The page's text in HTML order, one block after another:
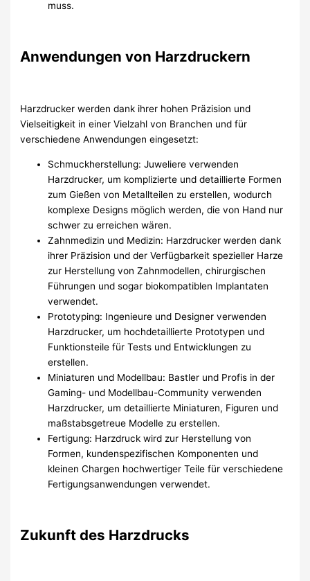
muss.
Anwendungen von Harzdruckern
Harzdrucker werden dank ihrer hohen Präzision und
Vielseitigkeit in einer Vielzahl von Branchen und für
verschiedene Anwendungen eingesetzt:
Schmuckherstellung: Juweliere verwenden
Harzdrucker, um komplizierte und detaillierte Formen
zum Gießen von Metallteilen zu erstellen, wodurch
komplexe Designs möglich werden, die von Hand nur
schwer zu erreichen wären.
Zahnmedizin und Medizin: Harzdrucker werden dank
ihrer Präzision und der Verfügbarkeit spezieller Harze
zur Herstellung von Zahnmodellen, chirurgischen
Führungen und sogar biokompatiblen Implantaten
verwendet.
Prototyping: Ingenieure und Designer verwenden
Harzdrucker, um hochdetaillierte Prototypen und
Funktionsteile für Tests und Entwicklungen zu
erstellen.
Miniaturen und Modellbau: Bastler und Profis in der
Gaming- und Modellbau-Community verwenden
Harzdrucker, um detaillierte Miniaturen, Figuren und
maßstabsgetreue Modelle zu erstellen.
Fertigung: Harzdruck wird zur Herstellung von
Formen, kundenspezifischen Komponenten und
kleinen Chargen hochwertiger Teile für verschiedene
Fertigungsanwendungen verwendet.
Zukunft des Harzdrucks